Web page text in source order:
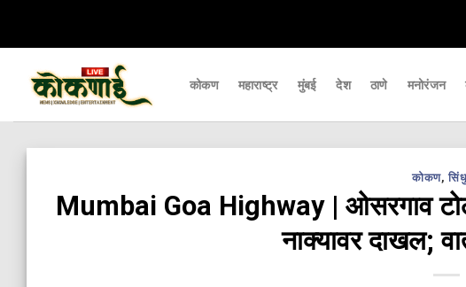
कोकण महाराष्ट्र मुंबई देश ठाणे मनोरंजन
कोकण,
Mumbai Goa Highway | ओसरगाव टोल
नाक्यावर दाखल;